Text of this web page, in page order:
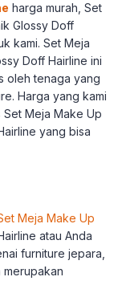
harga murah, Set
Glossy Doff
kami. Set Meja
Doff Hairline ini
oleh tenaga yang
Harga yang kami
Meja Make Up
yang bisa
Meja Make Up
atau Anda
furniture jepara,